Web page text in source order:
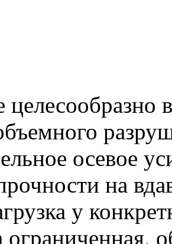
целесообразно
осевое
на
у
ограниченная,